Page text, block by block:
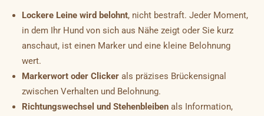
Lockere Leine wird belohnt, nicht bestraft. Jeder Moment,
in dem Ihr Hund von sich aus Nähe zeigt oder Sie kurz
anschaut, ist einen Marker und eine kleine Belohnung
wert.
Markerwort oder Clicker als präzises Brückensignal
zwischen Verhalten und Belohnung.
Richtungswechsel und Stehenbleiben als Information,